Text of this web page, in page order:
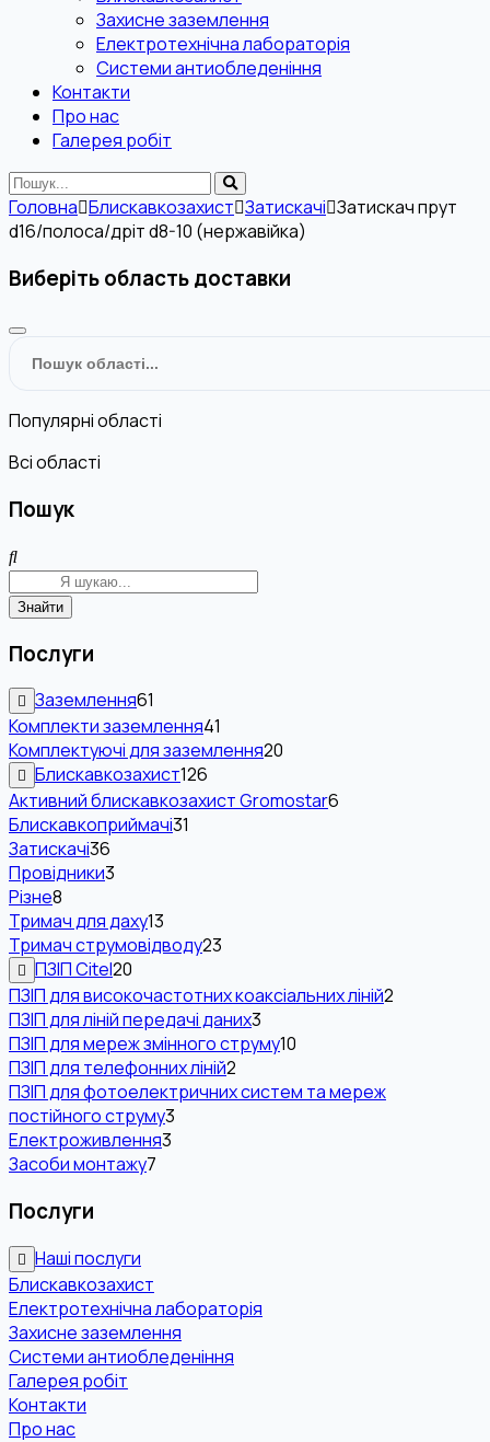
Захисне заземлення
Електротехнічна лабораторія
Системи антиобледеніння
Контакти
Про нас
Галерея робіт
Головна Блискавкозахист Затискачі Затискач прут
d16/полоса/дріт d8-10 (нержавійка)
Виберіть область доставки
Популярні області
Всі області
Пошук
Знайти
Послуги
Заземлення61
Комплекти заземлення41
Комплектуючі для заземлення20
Блискавкозахист126
Активний блискавкозахист Gromostar6
Блискавкоприймачі31
Затискачі36
Провідники3
Різне8
Тримач для даху13
Тримач струмовідводу23
ПЗІП Citel20
ПЗІП для високочастотних коаксіальних ліній2
ПЗІП для ліній передачі даних3
ПЗІП для мереж змінного струму10
ПЗІП для телефонних ліній2
ПЗІП для фотоелектричних систем та мереж
постійного струму3
Електроживлення3
Засоби монтажу7
Послуги
Наші послуги
Блискавкозахист
Електротехнічна лабораторія
Захисне заземлення
Системи антиобледеніння
Галерея робіт
Контакти
Про нас